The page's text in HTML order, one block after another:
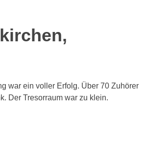
war ein voller Erfolg. Über 70 Zuhörer
Der Tresorraum war zu klein.